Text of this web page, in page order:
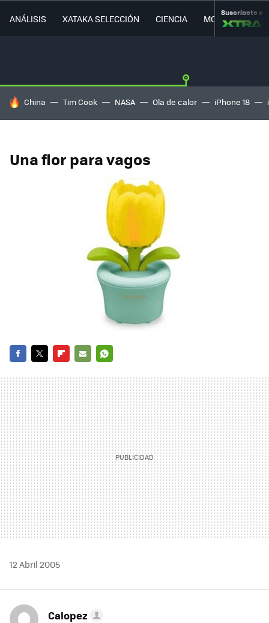
ANÁLISIS XATAKA SELECCIÓN CIENCIA MOVILIDAD
Suscríbete a
HOY SE HABLA DE
China Tim Cook NASA Ola de calor iPhone 18
Una flor para vagos
MAIL
12 Abril 2005
Calopez